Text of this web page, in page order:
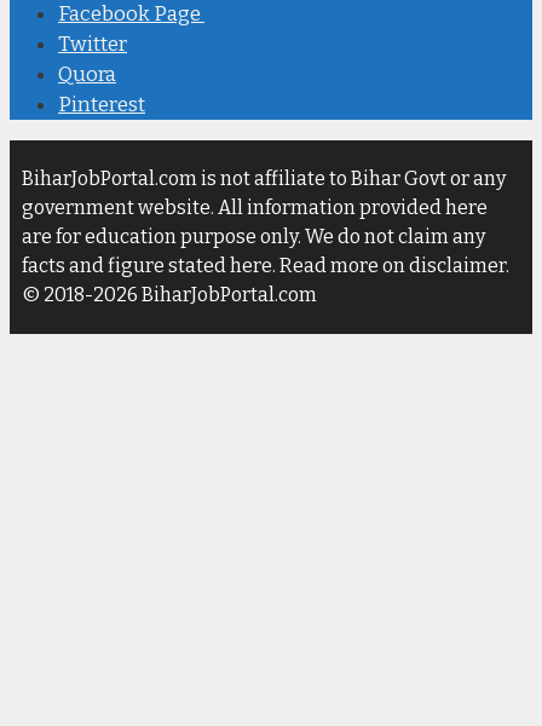
Facebook Page
Twitter
Quora
Pinterest
BiharJobPortal.com is not affiliate to Bihar Govt or any
government website. All information provided here
are for education purpose only. We do not claim any
facts and figure stated here. Read more on disclaimer.
© 2018-2026 BiharJobPortal.com